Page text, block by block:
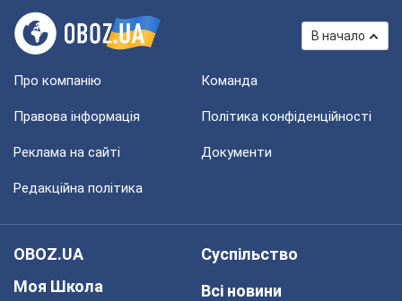
В начало
Про компанію Команда
Правова інформація Політика конфіденційності
Реклама на сайті Документи
Редакційна політика
OBOZ.UA
Моя Школа
Суспільство
Всі новини